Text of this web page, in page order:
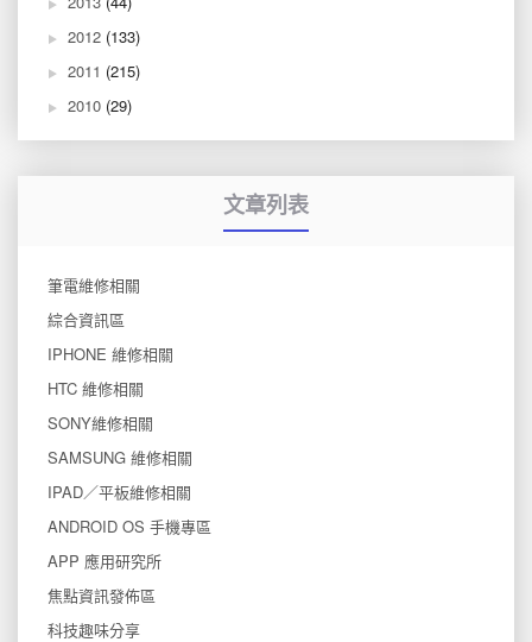
2012 (133)
2011 (215)
2010 (29)
文章列表
筆電維修相關
綜合資訊區
IPHONE 維修相關
HTC 維修相關
SONY維修相關
SAMSUNG 維修相關
IPAD／平板維修相關
ANDROID OS 手機專區
APP 應用研究所
焦點資訊發佈區
科技趣味分享